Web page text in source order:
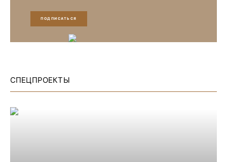
ПОДПИСАТЬСЯ
СПЕЦПРОЕКТЫ